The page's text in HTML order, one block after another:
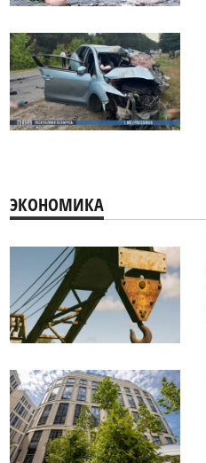
ЭКОНОМИКА